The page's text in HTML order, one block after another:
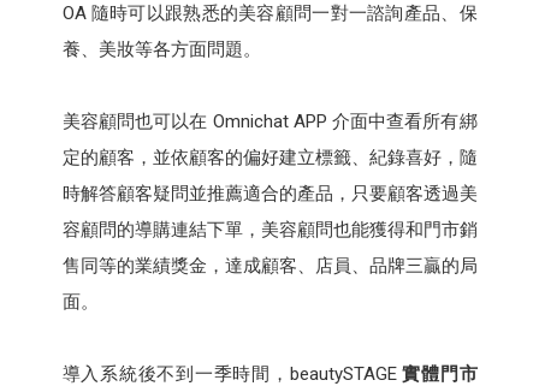
OA 隨時可以跟熟悉的美容顧問一對一諮詢產品、保
養、美妝等各方面問題。
美容顧問也可以在 Omnichat APP 介面中查看所有綁
定的顧客，並依顧客的偏好建立標籤、紀錄喜好，隨
時解答顧客疑問並推薦適合的產品，只要顧客透過美
容顧問的導購連結下單，美容顧問也能獲得和門市銷
售同等的業績獎金，達成顧客、店員、品牌三贏的局
面。
導入系統後不到一季時間，beautySTAGE實體門市